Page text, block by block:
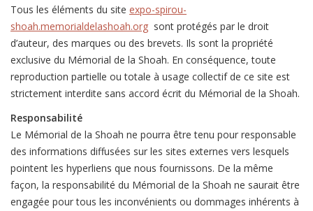
Tous les éléments du site expo-spirou-
shoah.memorialdelashoah.org sont protégés par le droit
d’auteur, des marques ou des brevets. Ils sont la propriété
exclusive du Mémorial de la Shoah. En conséquence, toute
reproduction partielle ou totale à usage collectif de ce site est
strictement interdite sans accord écrit du Mémorial de la Shoah.
Responsabilité
Le Mémorial de la Shoah ne pourra être tenu pour responsable
des informations diffusées sur les sites externes vers lesquels
pointent les hyperliens que nous fournissons. De la même
façon, la responsabilité du Mémorial de la Shoah ne saurait être
engagée pour tous les inconvénients ou dommages inhérents à